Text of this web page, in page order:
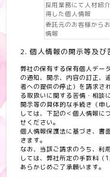
採用業務にて人材紹
得した個人情報
委託元のお客様から
情報
2. 個人情報の開示等及び
弊社の保有する保有個人デー
の通知、開示、内容の訂正、
者への提供の停止）を請求さ
る取扱いに関する苦情・相談
開示等の具体的な手続き（申
しては、下記の＜個人情報に
せください。
個人情報保護法に基づき、書
きます。
なお、当該ご請求のうち、利
しては、弊社所定の手数料（
あらかじめご了承願います。